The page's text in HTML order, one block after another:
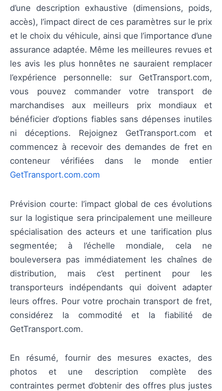
d’une description exhaustive (dimensions, poids,
accès), l’impact direct de ces paramètres sur le prix
et le choix du véhicule, ainsi que l’importance d’une
assurance adaptée. Même les meilleures revues et
les avis les plus honnêtes ne sauraient remplacer
l’expérience personnelle: sur GetTransport.com,
vous pouvez commander votre transport de
marchandises aux meilleurs prix mondiaux et
bénéficier d’options fiables sans dépenses inutiles
ni déceptions. Rejoignez GetTransport.com et
commencez à recevoir des demandes de fret en
conteneur vérifiées dans le monde entier
GetTransport.com.com
Prévision courte: l’impact global de ces évolutions
sur la logistique sera principalement une meilleure
spécialisation des acteurs et une tarification plus
segmentée; à l’échelle mondiale, cela ne
bouleversera pas immédiatement les chaînes de
distribution, mais c’est pertinent pour les
transporteurs indépendants qui doivent adapter
leurs offres. Pour votre prochain transport de fret,
considérez la commodité et la fiabilité de
GetTransport.com.
En résumé, fournir des mesures exactes, des
photos et une description complète des
contraintes permet d’obtenir des offres plus justes